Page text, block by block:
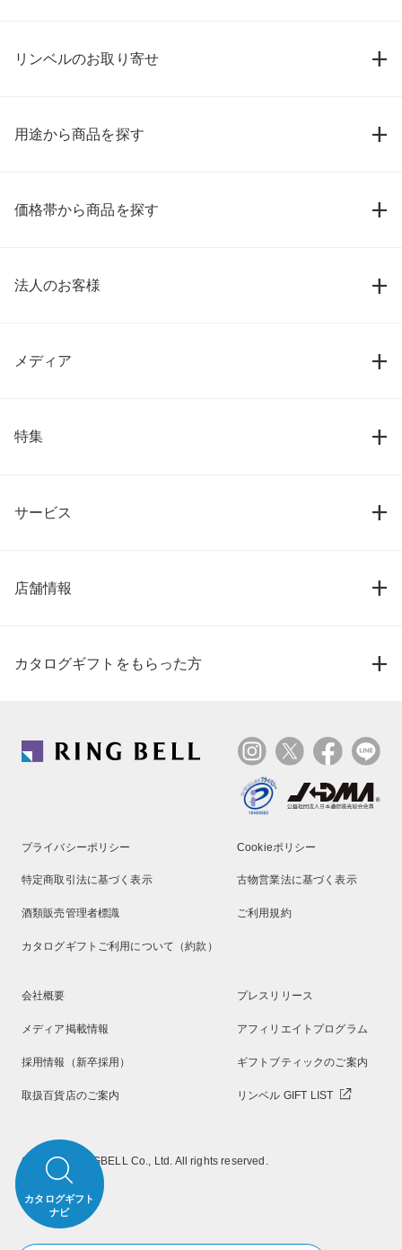
リンベルのお取り寄せ
用途から商品を探す
価格帯から商品を探す
法人のお客様
メディア
特集
サービス
店舗情報
カタログギフトをもらった方
プライバシーポリシー Cookieポリシー
特定商取引法に基づく表示 古物営業法に基づく表示
酒類販売管理者標識 ご利用規約
カタログギフトご利用について（約款）
会社概要 プレスリリース
メディア掲載情報 アフィリエイトプログラム
採用情報（新卒採用） ギフトブティックのご案内
取扱百貨店のご案内 リンベル GIFT LIST
Copyright RINGBELL Co., Ltd. All rights reserved.
カタログギフト
ナビ